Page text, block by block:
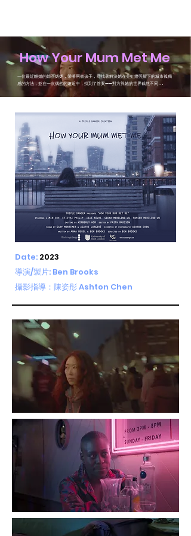
How Your Mum Met Me
一位最近離婚的郊區媽媽，帶著兩個孩子，尋找著解決她在霓虹燈照耀下的城市孤獨
感的方法，並在一次偶然的邂逅中，找到了答案——對方與她的世界截然不同...
Date: 2023
導演/製片: Ben Brooks
攝影指導：陳姿彤 Ashton Chen